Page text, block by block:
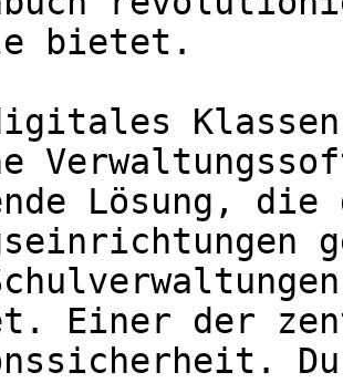
bietet.
Lösung, die
Einer der